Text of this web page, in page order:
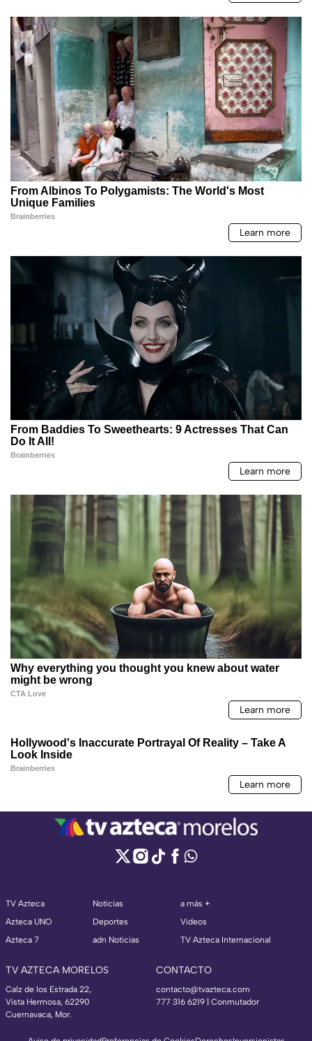
TV Azteca
Azteca UNO
Azteca 7
Noticias
Deportes
adn Noticias
a más +
Videos
TV Azteca Internacional
TV AZTECA MORELOS
Calz de los Estrada 22,
Vista Hermosa, 62290
Cuernavaca, Mor.
CONTACTO
contacto@tvazteca.com
777 316 6219 | Conmutador